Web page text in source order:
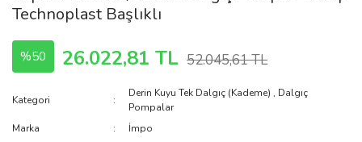
Technoplast Başlıklı
%50 26.022,81 TL 52.045,61 TL
Kategori
Derin Kuyu Tek Dalgıç (Kademe) , Dalgıç
Pompalar
Marka
İmpo